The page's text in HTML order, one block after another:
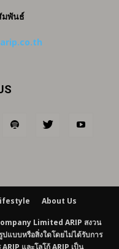
มพันธ์
About Us
Limited ARIP สงวน
แบบหรือสิ่งใดโดยไม่ได้รับการ